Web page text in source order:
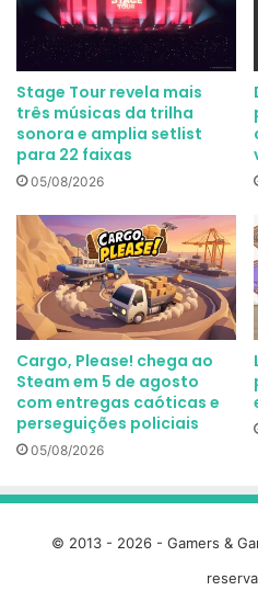
Stage Tour revela mais
três músicas da trilha
sonora e amplia setlist
para 22 faixas
05/08/2026
Cargo, Please! chega ao
Steam em 5 de agosto
com entregas caóticas e
perseguições policiais
05/08/2026
© 2013 - 2026 - Gamers &